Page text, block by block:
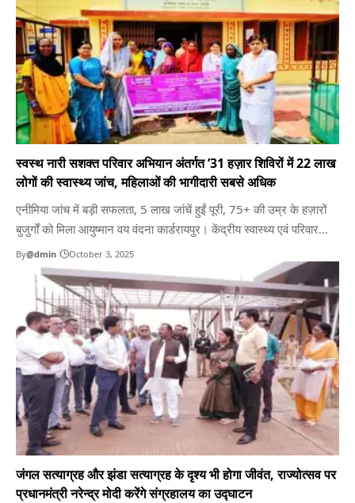
स्वस्थ नारी सशक्त परिवार अभियान अंतर्गत ’31 हज़ार शिविरों में 22 लाख
लोगों की स्वास्थ्य जांच, महिलाओं की भागीदारी सबसे अधिक
एनीमिया जांच में बड़ी सफलता, 5 लाख जांचें हुईं पूरी, 75+ की उम्र के हज़ारों
बुजुर्गों को मिला आयुष्मान वय वंदना कार्डरायपुर। केंद्रीय स्वास्थ्य एवं परिवार
कल्याण मंत्रालय की महत्वाकांक्षी पहल “स्वस्थ नारी, सशक्त परिवार अभियान”
छत्तीसगढ़ में कई नए कीर्तिमान स्थापित किए है। बीते पखवाड़े भर में प्रदेशभर
By@dmin October 3, 2025
जंगल सत्याग्रह और झंडा सत्याग्रह के दृश्य भी होगा जीवंत, राज्योत्सव पर
प्रधानमंत्री नरेन्द्र मोदी करेंगे संग्रहालय का उद्घाटन